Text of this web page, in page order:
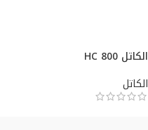
الكاتل HC 800
الكاتل